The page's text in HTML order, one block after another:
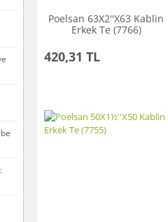
Poelsan 63X2''X63 Kablin
Erkek Te (7766)
420,31 TL